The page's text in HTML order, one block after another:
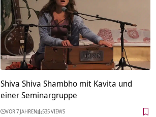
Shiva Shiva Shambho mit Kavita und
einer Seminargruppe
VOR 7 JAHREN 535 VIEWS